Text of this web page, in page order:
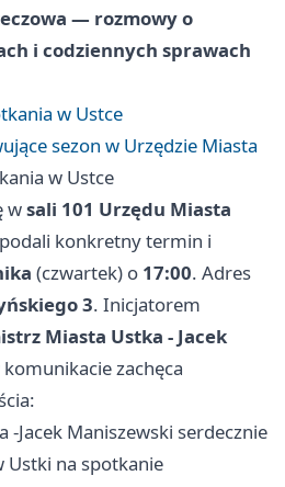
— rozmowy o
i codziennych sprawach
w Ustce
sezon w Urzędzie Miasta
w Ustce
wsali 101 Urzędu Miasta
konkretny termin i
(czwartek) o 17:00. Adres
3. Inicjatorem
Miasta Ustka - Jacek
zachęca
Jacek Maniszewski serdecznie
Ustki na spotkanie